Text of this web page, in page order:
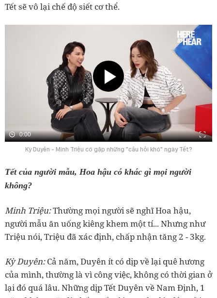
Tết sẽ vô lại chế độ siết cơ thể.
0:00
Kỳ Duyên - Minh Triệu có gặp những "câu hỏi khó" ngày Tết?
không?
‏Minh Triệu:Thường mọi người sẽ nghĩ Hoa hậu,
người mẫu ăn uống kiêng khem một tí... Nhưng như
‏Kỳ Duyên:Cả năm, Duyên ít có dịp về lại quê hương
của mình, thường là vì công việc, không có thời gian ở
lại đó quá lâu. Những dịp Tết Duyên về Nam Định, 1